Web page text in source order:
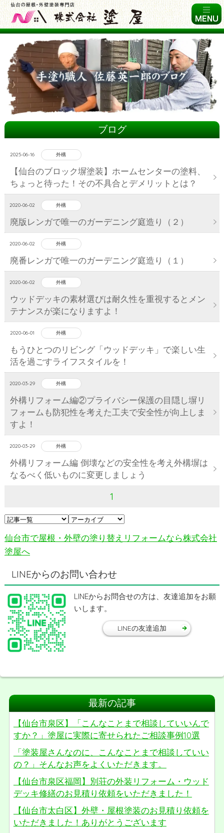
ブログ
2025-06-16 外構
【仙台のブロック塀塗装】ホームセンターの塗料、
ちょっと待った！その不具合とデメリットとは？
2020-06-02 外構
廃版レンガで唯一のガーデニング庭造り（２）
2020-06-02 外構
廃番レンガで唯一のガーデニング庭造り（１）
2020-06-02 外構
ウッドデッキの素材選びは耐久性を重視するとメン
テナンスが楽になりますよ！
2020-06-01 外構
もうひとつのリビング「ウッドデッキ」で楽しい生
活を過ごすライフスタイルを！
2020-03-29 外構
外構リフォーム編②プライバシー保護の目隠し塀リ
フォームも防犯性を考えた工夫で安全性が向上しま
すよ！
2020-03-29 外構
外構リフォーム編 倒壊などの安全性を考え外構塀は
なるべく低いものに変更しましょう
1
仙台市で屋根・外壁の塗り替えリフォームなら株式会社
塗屋へ
LINEからのお問い合わせ
LINEからお問合せの方は、友達追加をお願
いします。
LINEの友達追加
最新の記事
【仙台市泉区】「こんなことまで相談していいんで
すか？」塗屋に実際に寄せられたご相談事例10選
「塗装屋さんなのに、こんなことまで相談していい
の？」そんなお声をよくいただきます。
【仙台市泉区福岡】別荘の外装リフォーム・ウッド
デッキ修繕のお見積り依頼をいただきました！
【仙台市太白区】外壁・屋根塗装のお見積り依頼を
いただきました！ありがとうございます